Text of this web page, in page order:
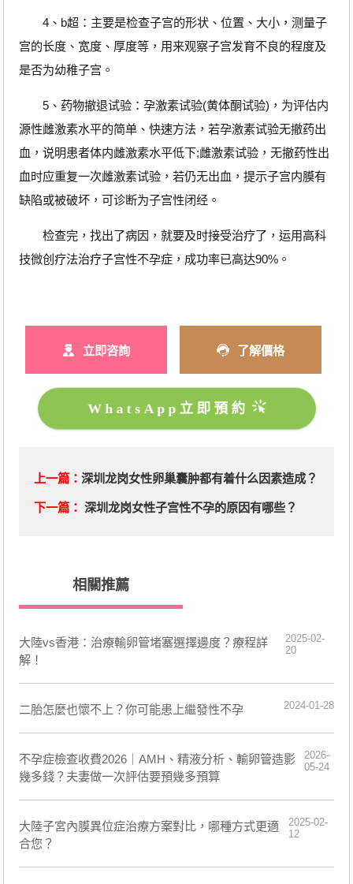
4、b超：主要是检查子宫的形状、位置、大小，测量子
宫的长度、宽度、厚度等，用来观察子宫发育不良的程度及
是否为幼稚子宫。
5、药物撤退试验：孕激素试验(黄体酮试验)，为评估内
源性雌激素水平的简单、快速方法，若孕激素试验无撤药出
血，说明患者体内雌激素水平低下;雌激素试验，无撤药性出
血时应重复一次雌激素试验，若仍无出血，提示子宫内膜有
缺陷或被破坏，可诊断为子宫性闭经。
检查完，找出了病因，就要及时接受治疗了，运用高科
技微创疗法治疗子宫性不孕症，成功率已高达90%。
立即咨詢 了解價格
WhatsApp立即預約
上一篇： 深圳龙岗女性卵巢囊肿都有着什么因素造成？
下一篇： 深圳龙岗女性子宫性不孕的原因有哪些？
相關推薦
大陸vs香港：治療輸卵管堵塞選擇邊度？療程詳
解！
2025-02-
20
二胎怎麼也懷不上？你可能患上繼發性不孕 2024-01-28
不孕症檢查收費2026｜AMH、精液分析、輸卵管造影
幾多錢？夫妻做一次評估要預幾多預算
2026-
05-24
大陸子宮內膜異位症治療方案對比，哪種方式更適
合您？
2025-02-
12